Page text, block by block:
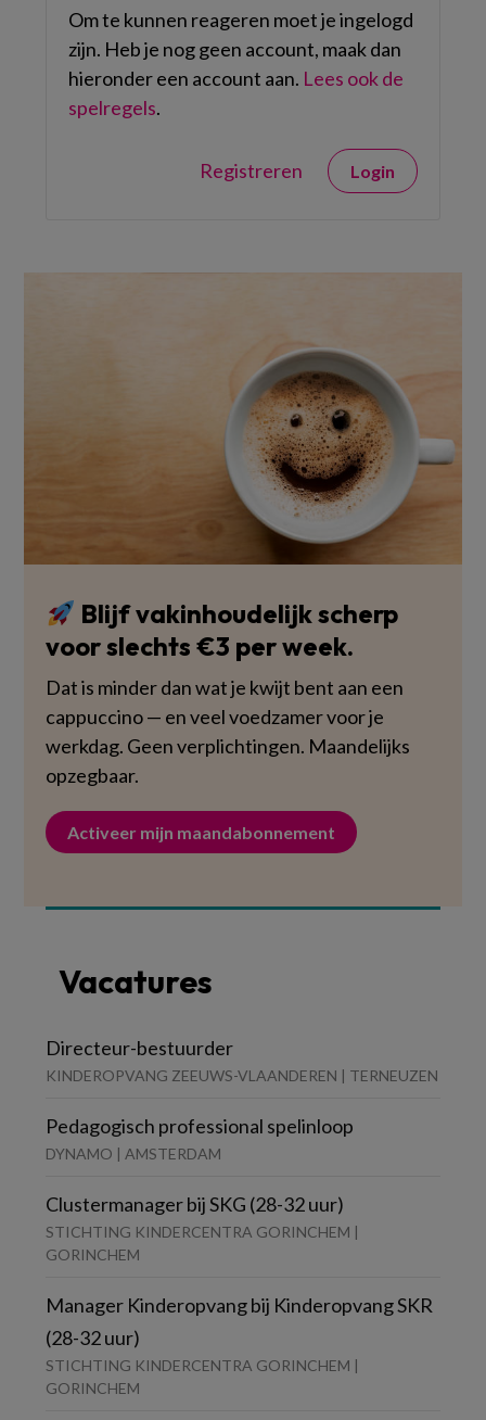
Om te kunnen reageren moet je ingelogd
zijn. Heb je nog geen account, maak dan
hieronder een account aan. Lees ook de
spelregels.
Registreren Login
Blijf vakinhoudelijk scherp
voor slechts €3 per week.
Dat is minder dan wat je kwijt bent aan een
cappuccino — en veel voedzamer voor je
werkdag. Geen verplichtingen. Maandelijks
opzegbaar.
Activeer mijn maandabonnement
Vacatures
Directeur-bestuurder
KINDEROPVANG ZEEUWS-VLAANDEREN | TERNEUZEN
Pedagogisch professional spelinloop
DYNAMO | AMSTERDAM
Clustermanager bij SKG (28-32 uur)
STICHTING KINDERCENTRA GORINCHEM |
GORINCHEM
Manager Kinderopvang bij Kinderopvang SKR
(28-32 uur)
STICHTING KINDERCENTRA GORINCHEM |
GORINCHEM